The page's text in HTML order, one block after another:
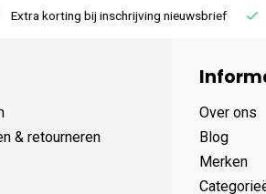
korting bij inschrijving nieuwsbrief
& retourneren
Over ons
Blog
Merken